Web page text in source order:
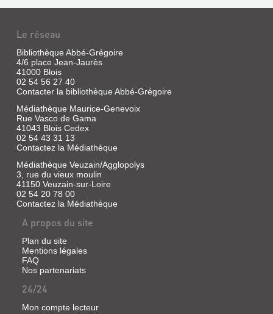
LES
MYSTÈRES
DE
ST
VINCENT
Le réseau
Bibliothèque Abbé-Grégoire
4/6 place Jean-Jaurès
41000 Blois
02 54 56 27 40
Contacter la bibliothèque Abbé-Grégoire
Médiathèque Maurice-Genevoix
Rue Vasco de Gama
41043 Blois Cedex
02 54 43 31 13
Contactez la Médiathèque
Médiathèque Veuzain/Agglopolys
3, rue du vieux moulin
41150 Veuzain-sur-Loire
02 54 20 78 00
Contactez la Médiathèque
A propos du site
Plan du site
Mentions légales
FAQ
Nos partenariats
24/24
Mon compte lecteur